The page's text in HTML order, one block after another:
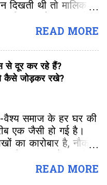
दिखती थी तो मालिक
“बनिया” नाम अपने आप
बनिया के बेटे दुकान
READ MORE
से दूर कर रहे हैं?
कैसे जोड़कर रखे?
वैश्य समाज के हर घर की
एक जैसी हो गई है।
का कारोबार है, नौकर-
में फाइल लेकर बॉस के
READ MORE